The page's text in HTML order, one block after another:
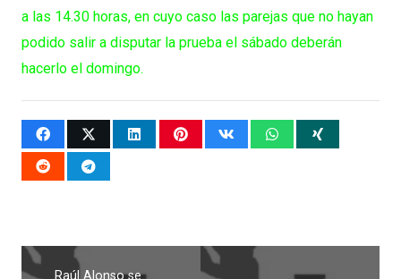
a las 14.30 horas, en cuyo caso las parejas que no hayan
podido salir a disputar la prueba el sábado deberán
hacerlo el domingo.